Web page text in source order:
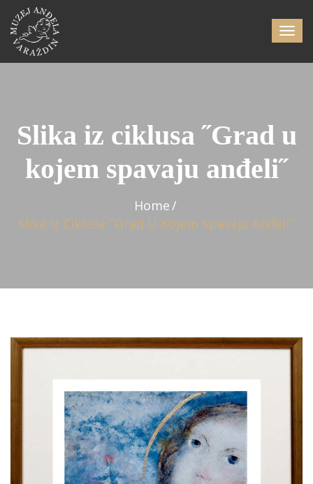
Slika iz ciklusa ˝Grad u
kojem spavaju anđeli˝
Home
Slika Iz Ciklusa ˝Grad U Kojem Spavaju Anđeli˝